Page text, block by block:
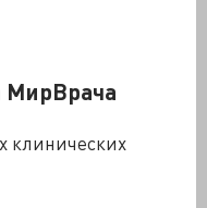
МирВрача
клинических